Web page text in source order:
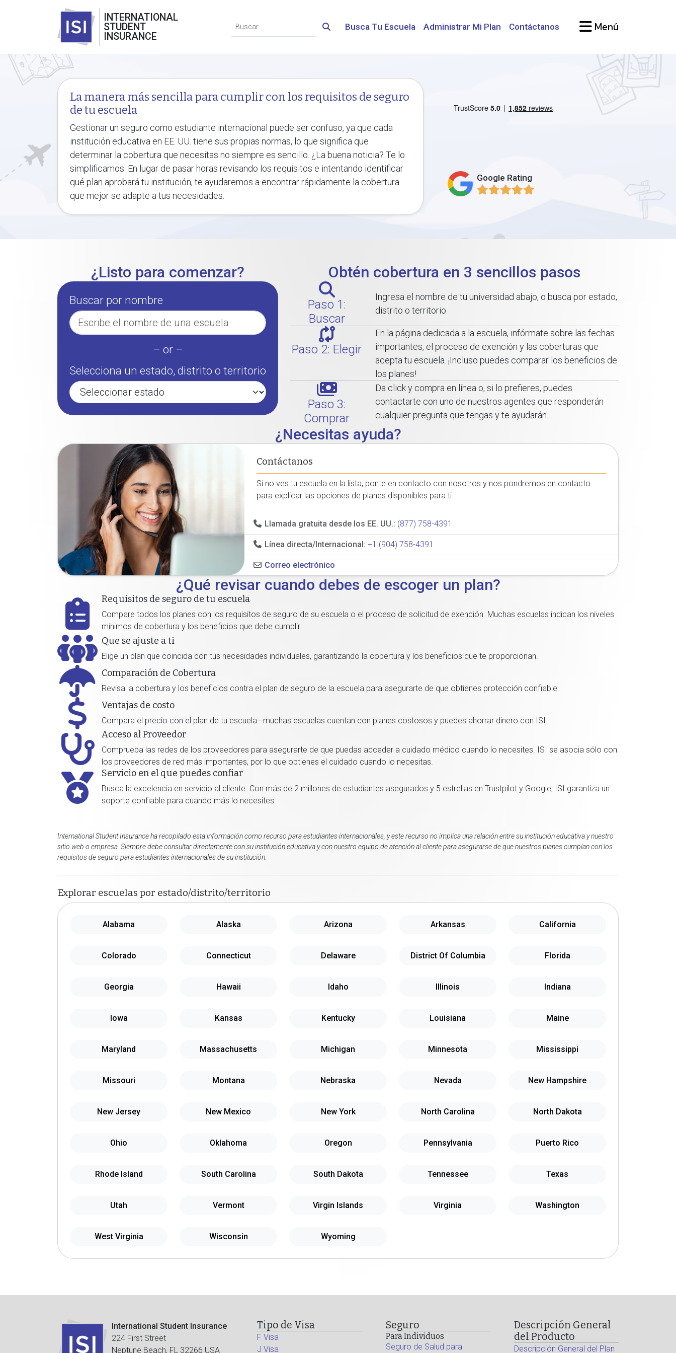
INTERNATIONAL
STUDENT
INSURANCE
Busca Tu Escuela Administrar Mi Plan Contáctanos Menú
La manera más sencilla para cumplir con los requisitos de seguro
de tu escuela
Gestionar un seguro como estudiante internacional puede ser confuso, ya que cada
institución educativa en EE. UU. tiene sus propias normas, lo que significa que
determinar la cobertura que necesitas no siempre es sencillo. ¿La buena noticia? Te lo
simplificamos. En lugar de pasar horas revisando los requisitos e intentando identificar
qué plan aprobará tu institución, te ayudaremos a encontrar rápidamente la cobertura
que mejor se adapte a tus necesidades.
Google Rating
¿Listo para comenzar?
Buscar por nombre
– or –
Selecciona un estado, distrito o territorio
Obtén cobertura en 3 sencillos pasos
Paso 1:
Buscar
Ingresa el nombre de tu universidad abajo, o busca por estado,
distrito o territorio.
Paso 2: Elegir
En la página dedicada a la escuela, infórmate sobre las fechas
importantes, el proceso de exención y las coberturas que
acepta tu escuela. ¡Incluso puedes comparar los beneficios de
los planes!
Paso 3:
Comprar
Da click y compra en línea o, si lo prefieres, puedes
contactarte con uno de nuestros agentes que responderán
cualquier pregunta que tengas y te ayudarán.
¿Necesitas ayuda?
Contáctanos
Si no ves tu escuela en la lista, ponte en contacto con nosotros y nos pondremos en contacto
para explicar las opciones de planes disponibles para ti.
Llamada gratuita desde los EE. UU.: (877) 758-4391
Línea directa/Internacional: +1 (904) 758-4391
Correo electrónico
¿Qué revisar cuando debes de escoger un plan?
Requisitos de seguro de tu escuela
Compare todos los planes con los requisitos de seguro de su escuela o el proceso de solicitud de exención. Muchas escuelas indican los niveles
mínimos de cobertura y los beneficios que debe cumplir.
Que se ajuste a ti
Elige un plan que coincida con tus necesidades individuales, garantizando la cobertura y los beneficios que te proporcionan.
Comparación de Cobertura
Revisa la cobertura y los beneficios contra el plan de seguro de la escuela para asegurarte de que obtienes protección confiable.
Ventajas de costo
Compara el precio con el plan de tu escuela—muchas escuelas cuentan con planes costosos y puedes ahorrar dinero con ISI.
Acceso al Proveedor
Comprueba las redes de los proveedores para asegurarte de que puedas acceder a cuidado médico cuando lo necesites. ISI se asocia sólo con
los proveedores de red más importantes, por lo que obtienes el cuidado cuando lo necesitas.
Servicio en el que puedes confiar
Busca la excelencia en servicio al cliente. Con más de 2 millones de estudiantes asegurados y 5 estrellas en Trustpilot y Google, ISI garantiza un
soporte confiable para cuando más lo necesites.
International Student Insurance ha recopilado esta información como recurso para estudiantes internacionales, y este recurso no implica una relación entre su institución educativa y nuestro
sitio web o empresa. Siempre debe consultar directamente con su institución educativa y con nuestro equipo de atención al cliente para asegurarse de que nuestros planes cumplan con los
requisitos de seguro para estudiantes internacionales de su institución.
Explorar escuelas por estado/distrito/territorio
Alabama Alaska Arizona Arkansas California
Colorado Connecticut Delaware District Of Columbia Florida
Georgia Hawaii Idaho Illinois Indiana
Iowa Kansas Kentucky Louisiana Maine
Maryland Massachusetts Michigan Minnesota Mississippi
Missouri Montana Nebraska Nevada New Hampshire
New Jersey New Mexico New York North Carolina North Dakota
Ohio Oklahoma Oregon Pennsylvania Puerto Rico
Rhode Island South Carolina South Dakota Tennessee Texas
Utah Vermont Virgin Islands Virginia Washington
West Virginia Wisconsin Wyoming
International Student Insurance
224 First Street
Neptune Beach, FL 32266 USA
Tipo de Visa
F Visa
J Visa
Seguro
Para Individuos
Seguro de Salud para
Descripción General
del Producto
Descripción General del Plan